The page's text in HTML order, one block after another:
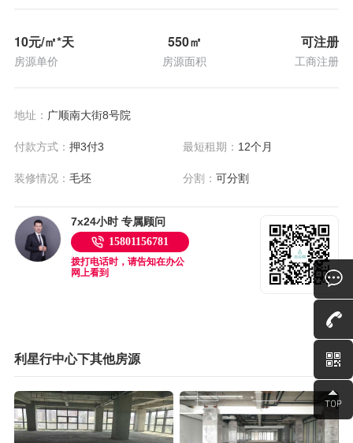
10元/㎡*天
房源单价
550㎡
房源面积
可注册
工商注册
地址： 广顺南大街8号院
付款方式： 押3付3 最短租期： 12个月
装修情况： 毛坯 分割：可分割
7x24小时 专属顾问
15801156781
拨打电话时，请告知在办公
网上看到
利星行中心下其他房源